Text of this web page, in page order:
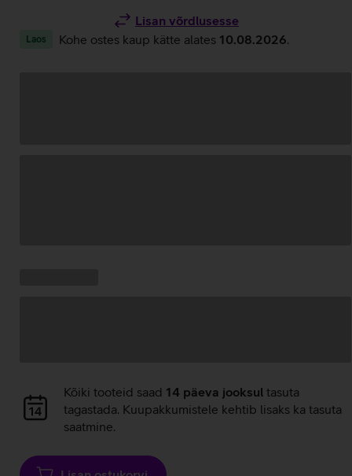
Lisan võrdlusesse
Laos Kohe ostes kaup kätte alates 10.08.2026
Andmete
laadimine
Kõiki tooteid saad 14 päeva jooksul tasuta
tagastada. Kuupakkumistele kehtib lisaks ka tasuta
saatmine.